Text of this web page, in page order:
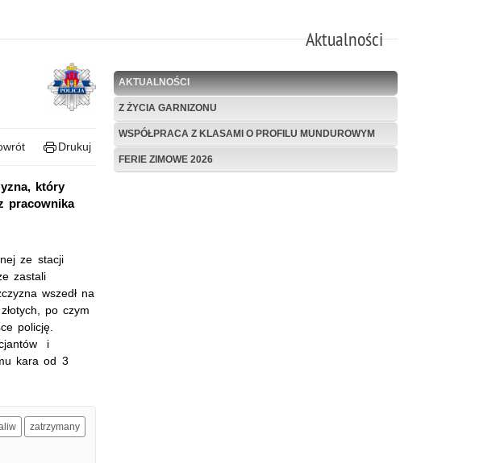
Aktualności
Drukuj
który
pracownika
ze stacji
zastali
wszedł na
po czym
policję.
i
kara od 3
zatrzymany
AKTUALNOŚCI
Z ŻYCIA GARNIZONU
WSPÓŁPRACA Z KLASAMI O PROFILU MUNDUROWYM
FERIE ZIMOWE 2026